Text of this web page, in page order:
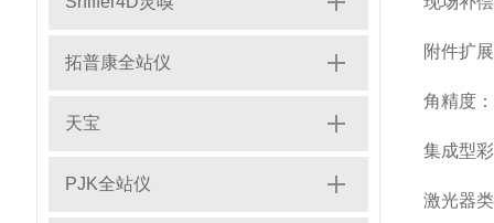
拓普康全站仪
天宝
PJK全站仪
附件扩
角精度
集成型
激光器